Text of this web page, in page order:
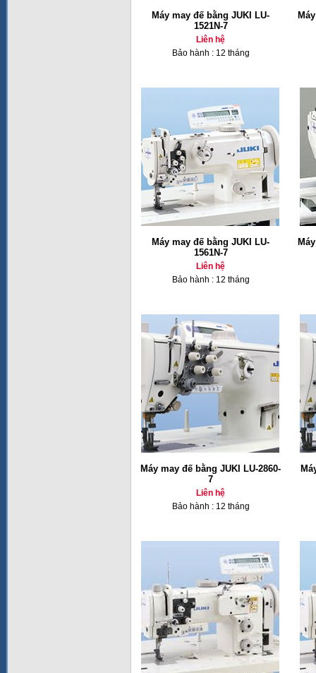
Máy may đế bằng JUKI LU-
1521N-7
Liên hệ
Bảo hành : 12 tháng
Máy may đế bằng JUKI LU-
1561N-7
Liên hệ
Bảo hành : 12 tháng
Máy may đế bằng JUKI LU-2860-
7
Liên hệ
Bảo hành : 12 tháng